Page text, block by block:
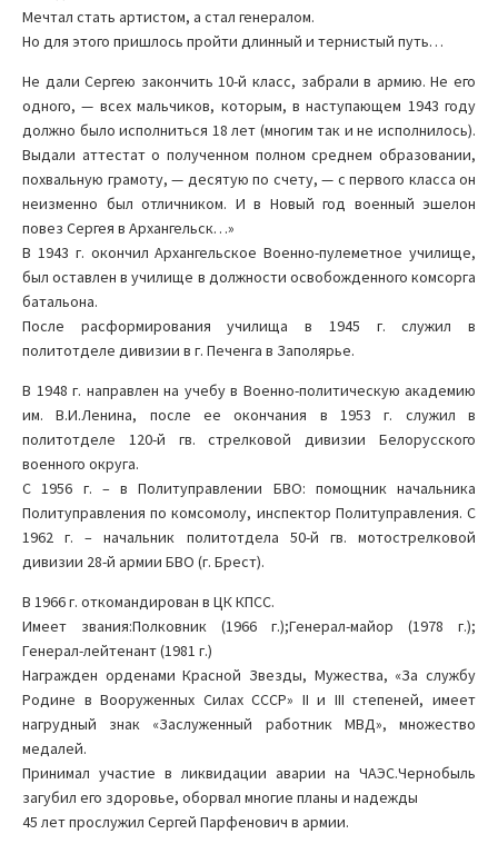
Мечтал стать артистом, а стал генералом.
Но для этого пришлось пройти длинный и тернистый путь…
Не дали Сергею закончить 10-й класс, забрали в армию. Не его
одного, — всех мальчиков, которым, в наступающем 1943 году
должно было исполниться 18 лет (многим так и не исполнилось).
Выдали аттестат о полученном полном среднем образовании,
похвальную грамоту, — десятую по счету, — с первого класса он
неизменно был отличником. И в Новый год военный эшелон
повез Сергея в Архангельск…»
В 1943 г. окончил Архангельское Военно-пулеметное училище,
был оставлен в училище в должности освобожденного комсорга
батальона.
После расформирования училища в 1945 г. служил в
политотделе дивизии в г. Печенга в Заполярье.
В 1948 г. направлен на учебу в Военно-политическую академию
им. В.И.Ленина, после ее окончания в 1953 г. служил в
политотделе 120-й гв. стрелковой дивизии Белорусского
военного округа.
С 1956 г. – в Политуправлении БВО: помощник начальника
Политуправления по комсомолу, инспектор Политуправления. С
1962 г. – начальник политотдела 50-й гв. мотострелковой
дивизии 28-й армии БВО (г. Брест).
В 1966 г. откомандирован в ЦК КПСС.
Имеет звания:Полковник (1966 г.);Генерал-майор (1978 г.);
Генерал-лейтенант (1981 г.)
Награжден орденами Красной Звезды, Мужества, «За службу
Родине в Вооруженных Силах СССР» II и III степеней, имеет
нагрудный знак «Заслуженный работник МВД», множество
медалей.
Принимал участие в ликвидации аварии на ЧАЭС.Чернобыль
загубил его здоровье, оборвал многие планы и надежды
45 лет прослужил Сергей Парфенович в армии.